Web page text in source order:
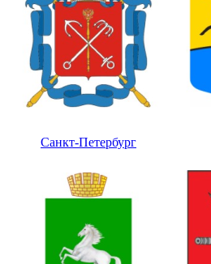
Санкт-Петербург